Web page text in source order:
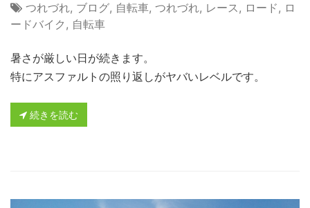
つれづれ, ブログ, 自転車, つれづれ, レース, ロード, ロ
ードバイク , 自転車
暑さが厳しい日が続きます。
特にアスファルトの照り返しがヤバいレベルです。
続きを読む